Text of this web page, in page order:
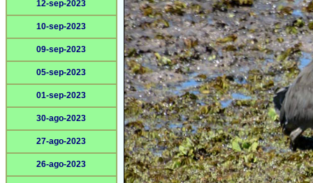
12-sep-2023
10-sep-2023
09-sep-2023
05-sep-2023
01-sep-2023
30-ago-2023
27-ago-2023
26-ago-2023